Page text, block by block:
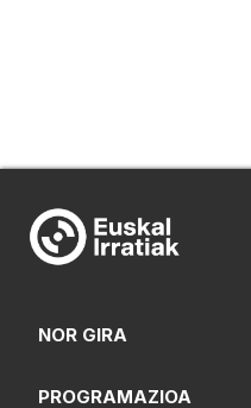
NOR GIRA
PROGRAMAZIOA